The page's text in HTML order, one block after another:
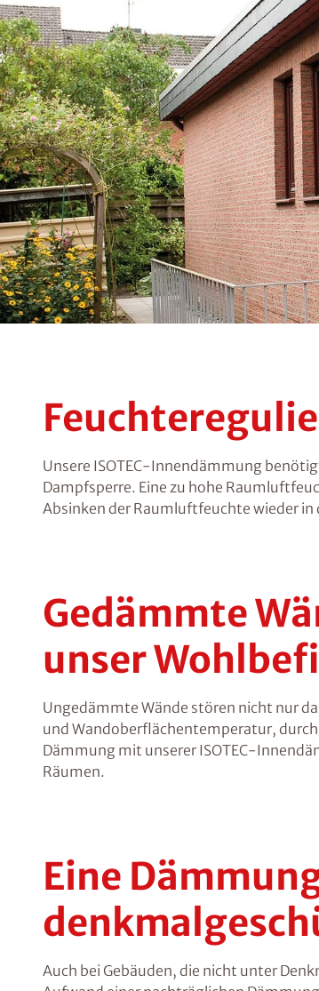
Unsere ISOTEC-Innendämmung
Dampfsperre. Eine zu hohe
Absinken der Raumluftfeuchte wieder
Gedämmte
unser
Ungedämmte Wände stören nicht nur
und Wandoberflächentemperatur,
Dämmung mit unserer ISOTEC-
Räumen.
Eine
Auch bei Gebäuden, die nicht unter